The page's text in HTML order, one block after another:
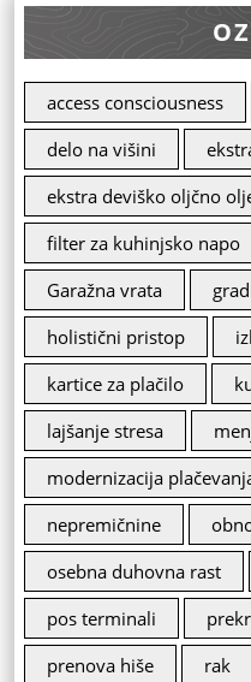
access consciousness
delo na višini
ekstra deviško oljčno
filter za kuhinjsko napo
Garažna vrata
holistični pristop
kartice za plačilo
lajšanje stresa
modernizacija
nepremičnine
osebna duhovna rast
pos terminali
prenova hiše
rak